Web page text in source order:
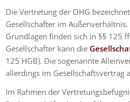
Die Vertretung der OHG
Gesellschafter im Außenverhältnis.
Grundlagen finden sich in §§ 125
Gesellschafter kann die
125 HGB). Die sogenannte
allerdings im Gesellschaftsvertrag
Im Rahmen der